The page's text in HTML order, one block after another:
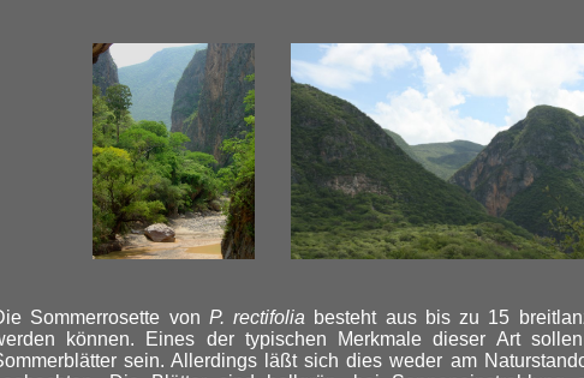
Sommerrosette von P. rectifolia besteht aus bis zu 15
können. Eines der typischen Merkmale dieser Art
sein. Allerdings läßt sich dies weder am